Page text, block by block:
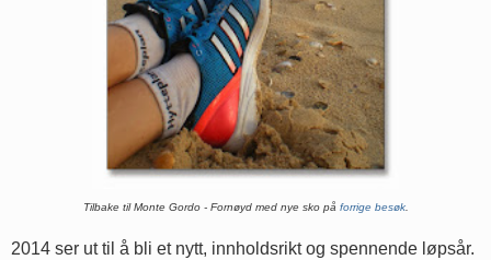
Tilbake til Monte Gordo - Fornøyd med nye sko på forrige besøk.
2014 ser ut til å bli et nytt, innholdsrikt og spennende løpsår.